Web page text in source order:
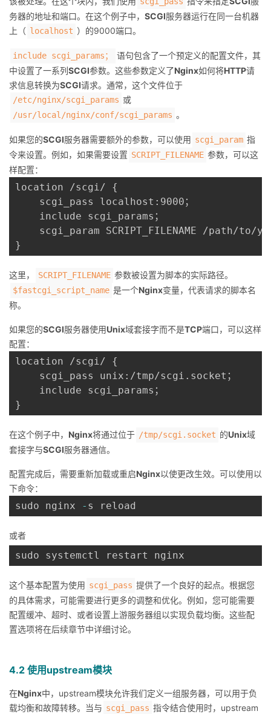
务器的地址和端口。在这个例子中， SCGI服务器运行在同一台机器
上（ localhost ）的9000端口。
include scgi_params；
语句包含了一个预定义的配置文件，其
中设置了一系列SCGI参数。这些参数定义了Nginx如何将HTTP请
求信息转换为SCGI请求。通常，这个文件位于
/etc/nginx/scgi_params 或
/usr/local/nginx/conf/scgi_params 。
如果您的SCGI服务器需要额外的参数，可以使用 scgi_param 指
令来设置。例如，如果需要设置 SCRIPT_FILENAME 参数，可以这
样配置：
location /scgi/ {
    scgi_pass localhost:9000；
    include scgi_params；
scgi_param SCRIPT_FILENAME /path/to/
这里， SCRIPT_FILENAME 参数被设置为脚本的实际路径。
$fastcgi_script_name 是一个Nginx变量，代表请求的脚本名
称。
如果您的SCGI服务器使用Unix域套接字而不是TCP端口，可以这样
配置：
location /scgi/ {
    scgi_pass unix:/tmp/scgi.socket；
    include scgi_params；
在这个例子中， Nginx将通过位于 /tmp/scgi.socket 的Unix域
套接字与SCGI服务器通信。
配置完成后，需要重新加载或重启Nginx以使更改生效。可以使用以
下命令：
sudo nginx -
或者
这个基本配置为使用 scgi_pass 提供了一个良好的起点。根据您
的具体需求，可能需要进行更多的调整和优化。例如，您可能需要
配置缓冲、超时、或者设置上游服务器组以实现负载均衡。这些配
置选项将在后续章节中详细讨论。
4.2 使用upstream模块
在Nginx中，upstream模块允许我们定义一组服务器，可以用于负
载均衡和故障转移。当与 scgi_pass 指令结合使用时，upstream